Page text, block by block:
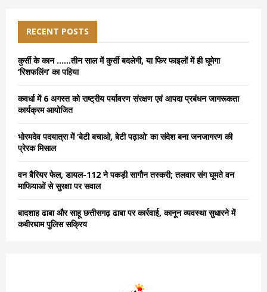
f
r
RECENT POSTS
कुर्सी के कान ……तीन साल में कुर्सी बदलेगी, या फिर फाइलों में ही घूमेगा
‘रिशफलिंग’ का पहिया
कवर्धा में 6 अगस्त को राष्ट्रीय पर्यावरण संरक्षण एवं आपदा प्रबंधन जागरूकता
कार्यक्रम आयोजित
भोरमदेव पदयात्रा में ‘बेटी बचाओ, बेटी पढ़ाओ’ का संदेश बना जनजागरण की
प्रेरक मिसाल
वन बैरियर फेल, डायल-112 ने पकड़ी सागौन तस्करी; तलवार संग घूमते वन
माफियाओं से सुरक्षा पर सवाल
बादशाह ढाबा और साहू छत्तीसगढ़ ढाबा पर कार्रवाई, कानून व्यवस्था सुधारने में
कबीरधाम पुलिस सक्रिय